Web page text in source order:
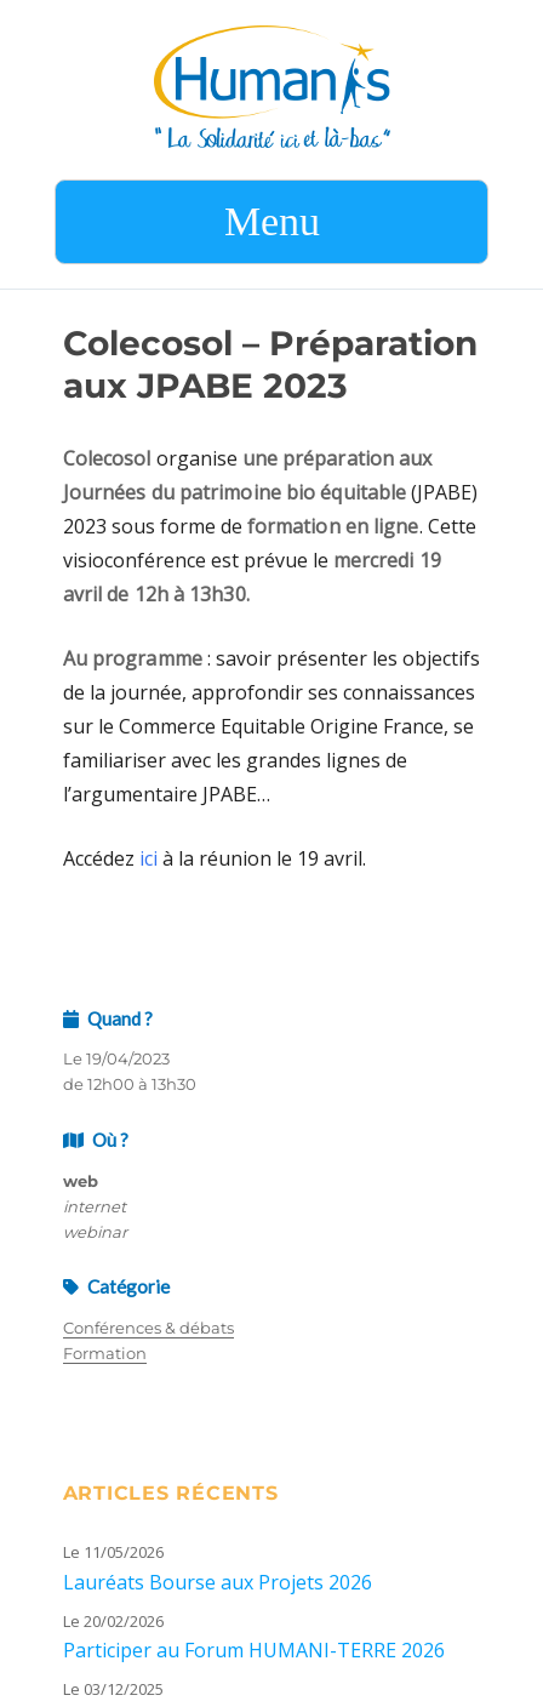
Menu
Colecosol – Préparation
aux JPABE 2023
Colecosol organise une préparation aux
Journées du patrimoine bio équitable(JPABE)
2023 sous forme de formation en ligne. Cette
visioconférence est prévue le mercredi 19
avril de 12h à 13h30.
Au programme: savoir présenter les objectifs
de la journée, approfondir ses connaissances
sur le Commerce Equitable Origine France, se
familiariser avec les grandes lignes de
l’argumentaire JPABE…
Accédez ici à la réunion le 19 avril.
Quand ?
Le 19/04/2023
de 12h00 à 13h30
Où ?
web
internet
webinar
Catégorie
Conférences & débats
Formation
ARTICLES RÉCENTS
Le 11/05/2026
Lauréats Bourse aux Projets 2026
Le 20/02/2026
Participer au Forum HUMANI-TERRE 2026
Le 03/12/2025